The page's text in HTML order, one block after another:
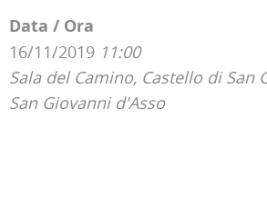
Data / Ora
16/11/2019 11:00
Sala del Camino, Castello di San
San Giovanni d'Asso